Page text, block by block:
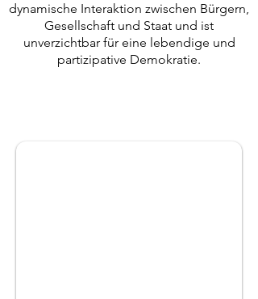
dynamische Interaktion zwischen Bürgern,
Gesellschaft und Staat und ist
unverzichtbar für eine lebendige und
partizipative Demokratie.